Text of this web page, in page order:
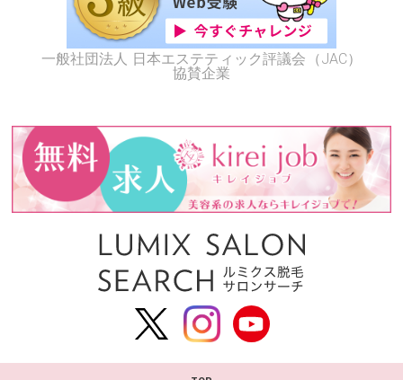
一般社団法人 日本エステティック評議会（JAC）
協賛企業